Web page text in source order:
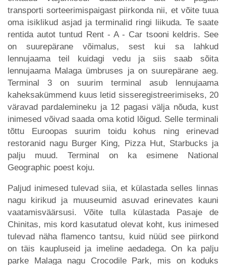
transporti sorteerimispaigast piirkonda nii, et võite tuua
oma isiklikud asjad ja terminalid ringi liikuda. Te saate
rentida autot tuntud Rent - A - Car tsooni keldris. See
on suurepärane võimalus, sest kui sa lahkud
lennujaama teil kuidagi vedu ja siis saab sõita
lennujaama Malaga ümbruses ja on suurepärane aeg.
Terminal 3 on suurim terminal asub lennujaama
kaheksakümmend kuus letid sisseregistreerimiseks, 20
väravad pardalemineku ja 12 pagasi välja nõuda, kust
inimesed võivad saada oma kotid lõigud. Selle terminali
tõttu Euroopas suurim toidu kohus ning erinevad
restoranid nagu Burger King, Pizza Hut, Starbucks ja
palju muud. Terminal on ka esimene National
Geographic poest koju.
Paljud inimesed tulevad siia, et külastada selles linnas
nagu kirikud ja muuseumid asuvad erinevates kauni
vaatamisväärsusi. Võite tulla külastada Pasaje de
Chinitas, mis kord kasutatud olevat koht, kus inimesed
tulevad näha flamenco tantsu, kuid nüüd see piirkond
on täis kaupluseid ja imeline aedadega. On ka palju
parke Malaga nagu Crocodile Park, mis on koduks